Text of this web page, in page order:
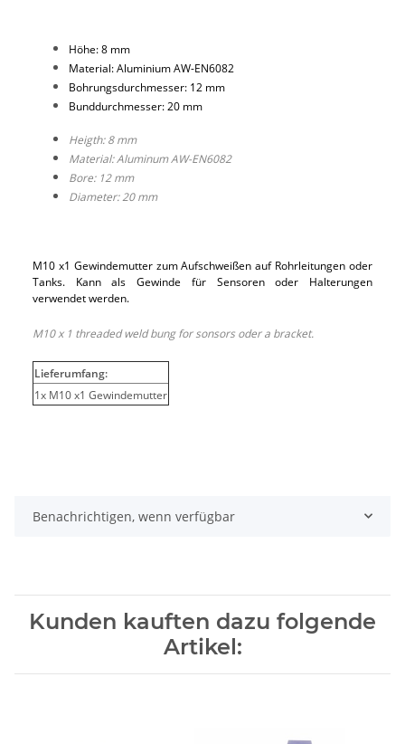
Höhe: 8 mm
Material: Aluminium AW-EN6082
Bohrungsdurchmesser: 12 mm
Bunddurchmesser: 20 mm
Heigth: 8 mm
Material: Aluminum AW-EN6082
Bore: 12 mm
Diameter: 20 mm
M10 x1 Gewindemutter zum Aufschweißen auf Rohrleitungen oder
Tanks. Kann als Gewinde für Sensoren oder Halterungen
verwendet werden.
M10 x 1 threaded weld bung for sonsors oder a bracket.
Lieferumfang:
1x M10 x1 Gewindemutter
Benachrichtigen, wenn verfügbar
Kunden kauften dazu folgende
Artikel: